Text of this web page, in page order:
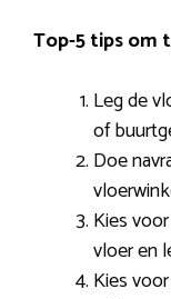
Top-5 tips om
Leg de
of
Doe
Kies
vloer en
Kies